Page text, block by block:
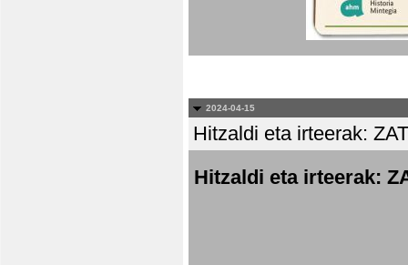
2024-04-15
Hitzaldi eta irteerak:
Hitzaldi eta irteerak: